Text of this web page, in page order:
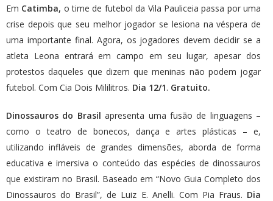
Em Catimba, o time de futebol da Vila Pauliceia passa por uma
crise depois que seu melhor jogador se lesiona na véspera de
uma importante final. Agora, os jogadores devem decidir se a
atleta Leona entrará em campo em seu lugar, apesar dos
protestos daqueles que dizem que meninas não podem jogar
futebol. Com Cia Dois Mililitros. Dia 12/1. Gratuito.
Dinossauros do Brasil apresenta uma fusão de linguagens –
como o teatro de bonecos, dança e artes plásticas – e,
utilizando infláveis de grandes dimensões, aborda de forma
educativa e imersiva o conteúdo das espécies de dinossauros
que existiram no Brasil. Baseado em “Novo Guia Completo dos
Dinossauros do Brasil”, de Luiz E. Anelli. Com Pia Fraus. Dia